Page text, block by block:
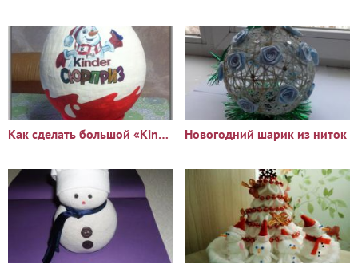
Как сделать большой «Kinder сюрприз» Новогодний шарик из ниток